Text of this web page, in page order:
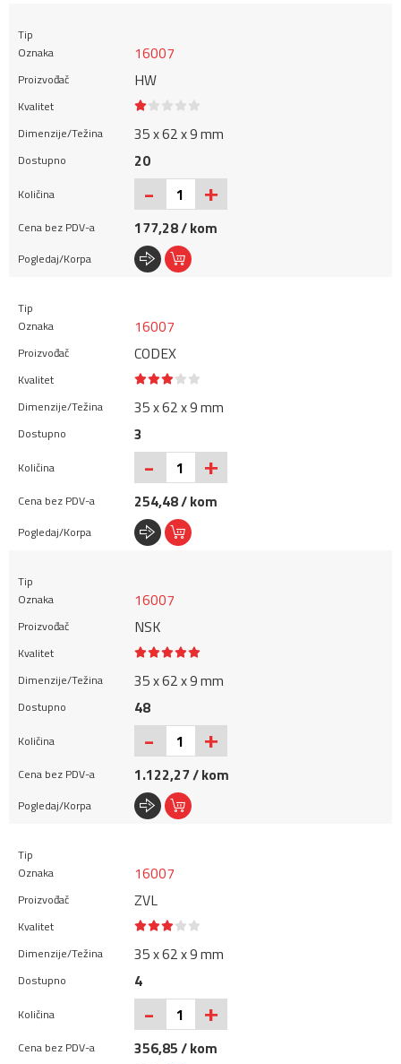
16007
HW
35 x 62 x 9 mm
20
- +
177,28 / kom
16007
CODEX
35 x 62 x 9 mm
3
- +
254,48 / kom
16007
NSK
35 x 62 x 9 mm
48
- +
1.122,27 / kom
16007
ZVL
35 x 62 x 9 mm
4
- +
356,85 / kom